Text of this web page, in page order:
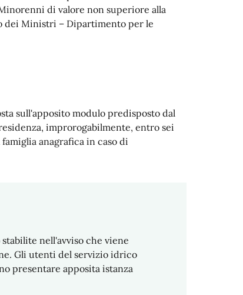
di valore non superiore alla
dei Ministri – Dipartimento per le
sull'apposito modulo predisposto dal
improrogabilmente, entro sei
anagrafica in caso di
nell'avviso che viene
Gli utenti del servizio idrico
presentare apposita istanza